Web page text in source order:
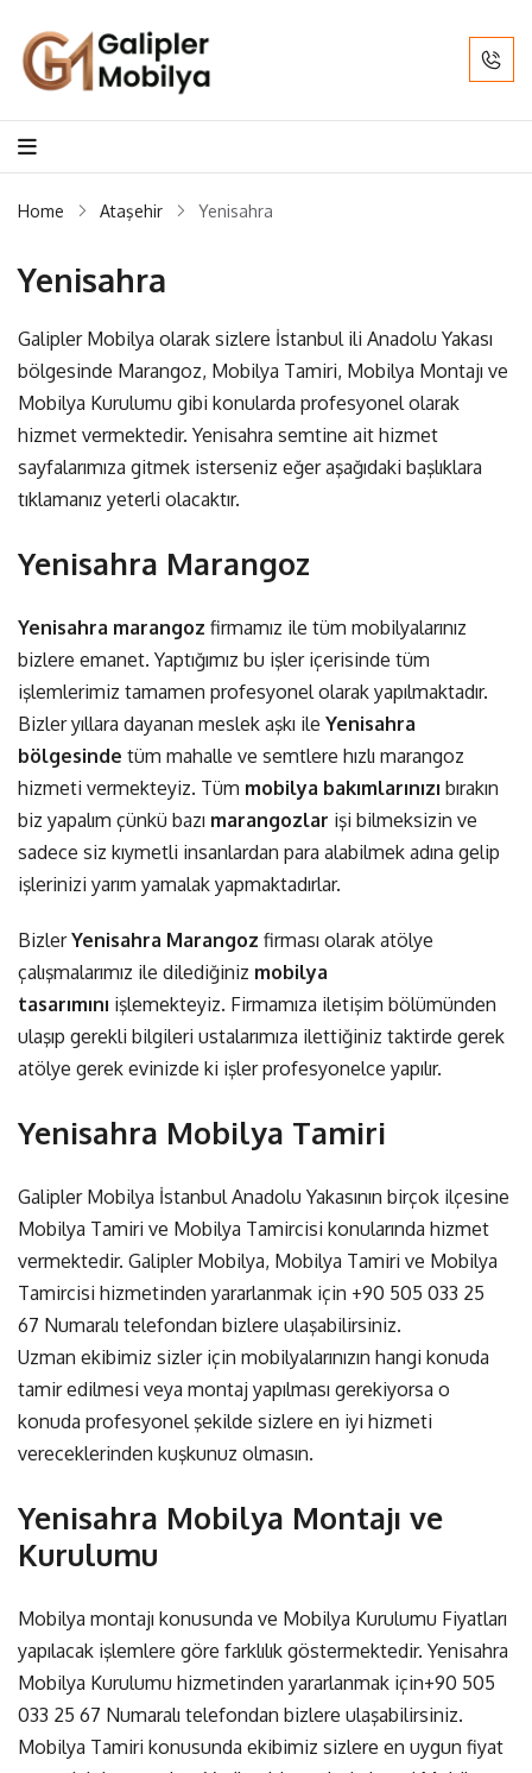
Home Ataşehir Yenisahra
Yenisahra
Galipler Mobilya olarak sizlere İstanbul ili Anadolu Yakası
bölgesinde Marangoz, Mobilya Tamiri, Mobilya Montajı ve
Mobilya Kurulumu gibi konularda profesyonel olarak
hizmet vermektedir. Yenisahra semtine ait hizmet
sayfalarımıza gitmek isterseniz eğer aşağıdaki başlıklara
tıklamanız yeterli olacaktır.
Yenisahra Marangoz
Yenisahra marangoz firmamız ile tüm mobilyalarınız
bizlere emanet. Yaptığımız bu işler içerisinde tüm
işlemlerimiz tamamen profesyonel olarak yapılmaktadır.
Bizler yıllara dayanan meslek aşkı ile Yenisahra
bölgesinde tüm mahalle ve semtlere hızlı marangoz
hizmeti vermekteyiz. Tüm mobilya bakımlarınızı bırakın
biz yapalım çünkü bazı marangozlar işi bilmeksizin ve
sadece siz kıymetli insanlardan para alabilmek adına gelip
işlerinizi yarım yamalak yapmaktadırlar.
BizlerYenisahra Marangoz firması olarak atölye
çalışmalarımız ile dilediğiniz mobilya
tasarımını işlemekteyiz. Firmamıza iletişim bölümünden
ulaşıp gerekli bilgileri ustalarımıza ilettiğiniz taktirde gerek
atölye gerek evinizde ki işler profesyonelce yapılır.
Yenisahra Mobilya Tamiri
Galipler Mobilya İstanbul Anadolu Yakasının birçok ilçesine
Mobilya Tamiri ve Mobilya Tamircisi konularında hizmet
vermektedir. Galipler Mobilya, Mobilya Tamiri ve Mobilya
Tamircisi hizmetinden yararlanmak için +90 505 033 25
67 Numaralı telefondan bizlere ulaşabilirsiniz.
Uzman ekibimiz sizler için mobilyalarınızın hangi konuda
tamir edilmesi veya montaj yapılması gerekiyorsa o
konuda profesyonel şekilde sizlere en iyi hizmeti
vereceklerinden kuşkunuz olmasın.
Yenisahra Mobilya Montajı ve
Kurulumu
Mobilya montajı konusunda ve Mobilya Kurulumu Fiyatları
yapılacak işlemlere göre farklılık göstermektedir. Yenisahra
Mobilya Kurulumu hizmetinden yararlanmak için+90 505
033 25 67 Numaralı telefondan bizlere ulaşabilirsiniz.
Mobilya Tamiri konusunda ekibimiz sizlere en uygun fiyat